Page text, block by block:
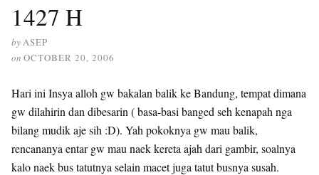
1427 H
byASEP
on OCTOBER 20, 2006
Hari ini Insya alloh gw bakalan balik ke Bandung, tempat dimana
gw dilahirin dan dibesarin ( basa-basi banged seh kenapah nga
bilang mudik aje sih :D). Yah pokoknya gw mau balik,
rencananya entar gw mau naek kereta ajah dari gambir, soalnya
kalo naek bus tatutnya selain macet juga tatut busnya susah.